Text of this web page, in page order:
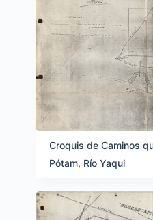
Croquis de Caminos
Pótam, Río Yaqui